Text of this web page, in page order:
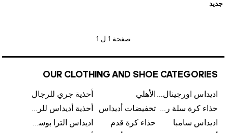
جديد
صفحة 1 ل 1
OUR CLOTHING AND SHOE CATEGORIES
اديداس اورجينال رجالي الأهلي
أحذية جري للرجال
حذاء كرة سلة رجالي تخفيضات أديداس
أحذية أديداس للرجال
اديداس سامبا
حذاء كرة قدم
اديداس الترا بوست للرجال